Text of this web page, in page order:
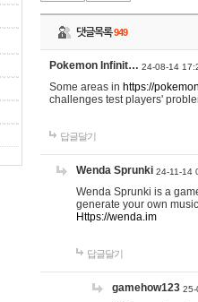
댓글목록949
Pokemon Infinit… 24-08-14
Some areas in https://
challenges test players'
답글달기
Wenda Sprunki 24-11-14
Wenda Sprunki is a
generate your own
Https://wenda.im
답글달기
gamehow123 25-